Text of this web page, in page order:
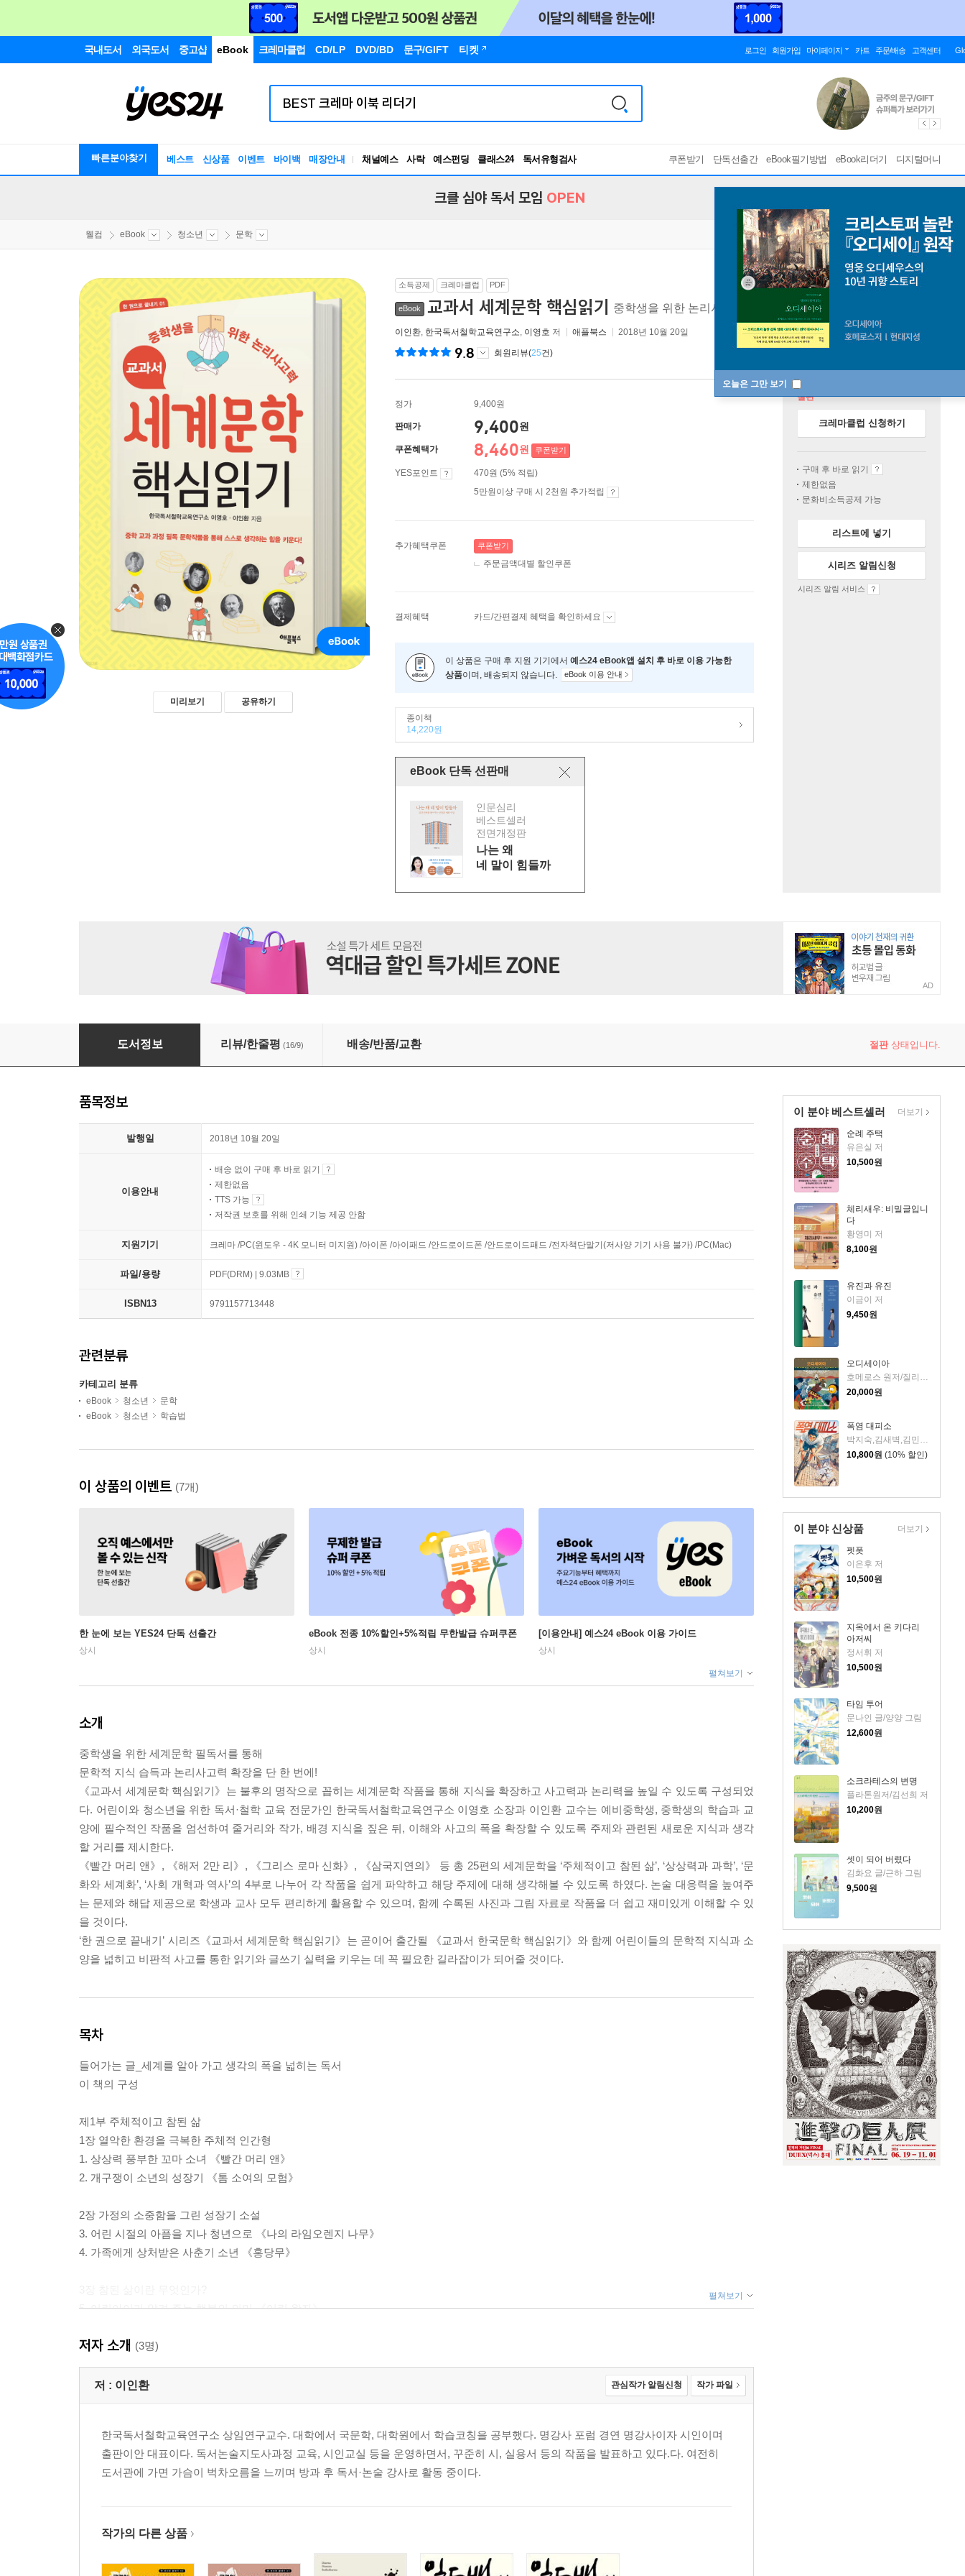
국내도서 외국도서 중고샵 eBook 크레마클럽 CD/LP DVD/BD 문구/GIFT 티켓 로그인 회원가입 마이페이지 카트 주문/배송 고객센터
빠른분야찾기 베스트 신상품 이벤트 바이백 매장안내 채널예스 사락 예스펀딩 클래스24
RBTI Lab
독서유형검사
쿠폰받기 단독선출간 eBook필기방법 eBook리더기 디지털머니
오늘은 그만 보기
크클 심야 독서 모임 OPEN
웰컴 eBook 청소년 문학
미리보기 공유하기
소득공제 크레마클럽 PDF
eBook 교과서 세계문학 핵심읽기 중학생을 위한 논리사고력
이인환, 한국독서철학교육연구소, 이영호 저 애플북스 2018년 10월 20일
9.8 회원리뷰(25건)
정가 9,400원
판매가 9,400원
쿠폰혜택가 8,460원 쿠폰받기
YES포인트
470원 (5% 적립)
5만원이상 구매 시 2천원 추가적립
추가혜택쿠폰 쿠폰받기
주문금액대별 할인쿠폰
결제혜택 카드/간편결제 혜택을 확인하세요
이 상품은 구매 후 지원 기기에서 예스24 eBook앱 설치 후 바로 이용 가능한
상품이며, 배송되지 않습니다. eBook 이용 안내
종이책
14,220원
eBook 단독 선판매
인문심리
베스트셀러
전면개정판
나는 왜
네 말이 힘들까
절판
크레마클럽 신청하기
구매 후 바로 읽기
제한없음
문화비소득공제 가능
리스트에 넣기
시리즈 알림신청
시리즈 알림 서비스
AD
교과서 세계문학 핵심읽기
도서정보 리뷰/한줄평 (16/9) 배송/반품/교환 절판상태입니다.
이 분야 베스트셀러
순례 주택
유은실 저
10,500원
체리새우: 비밀글입니
다
황영미 저
8,100원
유진과 유진
이금이 저
9,450원
오디세이아
20,000원
폭염 대피소
박지숙,김새벽,김민정 저
10,800원 (10% 할인)
더보기
이 분야 신상품
펫폿
이은후 저
10,500원
지옥에서 온 키다리
아저씨
정서휘 저
10,500원
타임 투어
문나인 글/양양 그림
12,600원
소크라테스의 변명
플라톤원저/김선희 저
10,200원
셋이 되어 버렸다
김화요 글/근하 그림
9,500원
더보기
품목정보
발행일 2018년 10월 20일
이용안내
배송 없이 구매 후 바로 읽기
제한없음
TTS 가능
저작권 보호를 위해 인쇄 기능 제공 안함
지원기기 크레마 /PC(윈도우 - 4K 모니터 미지원) /아이폰 /아이패드 /안드로이드폰 /안드로이드패드 /전자책단말기(저사양 기기 사용 불가) /PC(Mac)
파일/용량 PDF(DRM) | 9.03MB
ISBN13 9791157713448
관련분류
카테고리 분류
eBook 청소년
문학
eBook
청소년 학습법
이 상품의 이벤트 (7개)
한 눈에 보는 YES24 단독 선출간
상시
eBook 전종 10%할인+5%적립 무한발급 슈퍼쿠폰
상시
[이용안내] 예스24 eBook 이용 가이드
상시
펼쳐보기
소개
중학생을 위한 세계문학 필독서를 통해
문학적 지식 습득과 논리사고력 확장을 단 한 번에!
《교과서 세계문학 핵심읽기》는 불후의 명작으로 꼽히는 세계문학 작품을 통해 지식을 확장하고 사고력과 논리력을 높일 수 있도록 구성되었
다. 어린이와 청소년을 위한 독서·철학 교육 전문가인 한국독서철학교육연구소 이영호 소장과 이인환 교수는 예비중학생, 중학생의 학습과 교
양에 필수적인 작품을 엄선하여 줄거리와 작가, 배경 지식을 짚은 뒤, 이해와 사고의 폭을 확장할 수 있도록 주제와 관련된 새로운 지식과 생각
할 거리를 제시한다.
《빨간 머리 앤》, 《해저 2만 리》, 《그리스 로마 신화》, 《삼국지연의》 등 총 25편의 세계문학을 ‘주체적이고 참된 삶’, ‘상상력과 과학’, ‘문
화와 세계화’, ‘사회 개혁과 역사’의 4부로 나누어 각 작품을 쉽게 파악하고 해당 주제에 대해 생각해볼 수 있도록 하였다. 논술 대응력을 높여주
는 문제와 해답 제공으로 학생과 교사 모두 편리하게 활용할 수 있으며, 함께 수록된 사진과 그림 자료로 작품을 더 쉽고 재미있게 이해할 수 있
을 것이다.
‘한 권으로 끝내기’ 시리즈《교과서 세계문학 핵심읽기》는 곧이어 출간될 《교과서 한국문학 핵심읽기》와 함께 어린이들의 문학적 지식과 소
양을 넓히고 비판적 사고를 통한 읽기와 글쓰기 실력을 키우는 데 꼭 필요한 길라잡이가 되어줄 것이다.
목차
들어가는 글_세계를 알아 가고 생각의 폭을 넓히는 독서
이 책의 구성
제1부 주체적이고 참된 삶
1장 열악한 환경을 극복한 주체적 인간형
1. 상상력 풍부한 꼬마 소녀 《빨간 머리 앤》
2. 개구쟁이 소년의 성장기 《톰 소여의 모험》
2장 가정의 소중함을 그린 성장기 소설
3. 어린 시절의 아픔을 지나 청년으로 《나의 라임오렌지 나무》
4. 가족에게 상처받은 사춘기 소년 《홍당무》
5. 어린아이가 알려 주는 행복의 의미 《어린 왕자》
7. 유대 민족을 강성하게 한 지혜의 보고 《탈무드》
제2부 문학적 상상력과 과학
9. 공상으로 만들어 낸 미래 세계 《타임머신》
5장 추리와 상상력이 중요한 이유는 무엇인가?
12. 마법의 세계에 빗대 현실을 비판하다 《오즈의 마법사》
제3부 문화와 세계화
펼쳐보기
저자 소개 (3명)
저 : 이인환 관심작가 알림신청 작가 파일
한국독서철학교육연구소 상임연구교수. 대학에서 국문학, 대학원에서 학습코칭을 공부했다. 명강사 포럼 경연 명강사이자 시인이며
출판이안 대표이다. 독서논술지도사과정 교육, 시인교실 등을 운영하면서, 꾸준히 시, 실용서 등의 작품을 발표하고 있다.다. 여전히
도서관에 가면 가슴이 벅차오름을 느끼며 방과 후 독서·논술 강사로 활동 중이다.
작가의 다른 상품